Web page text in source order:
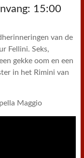
15:00
van de
Fellini. Seks,
gekke oom en een
in het Rimini van
Maggio